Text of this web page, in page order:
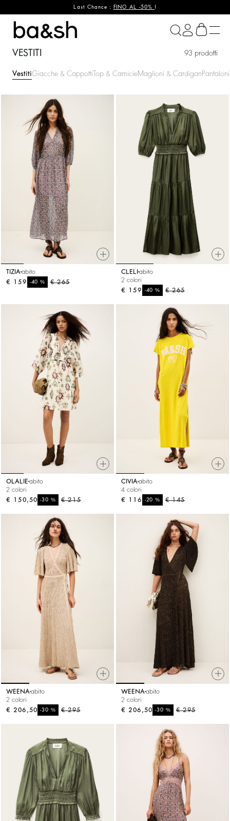
Last Chance : FINO AL -50% !
ba&sh
VESTITI 93 prodotti
VestitiGiacche & Cappotti Top & CamicieMaglioni & Cardigan
TIZIA abito
€ 265
-40%
€ 159
CLELI abito
2 colori
€ 265
-40%
€ 159
OLALIE abito
2 colori
€ 215
-30%
€ 150,50
CIVIAabito
4 colori
€ 145
-20%
€ 116
WEENA abito
2 colori
€ 295
-30%
€ 206,50
WEENA abito
2 colori
€ 295
-30%
€ 206,50